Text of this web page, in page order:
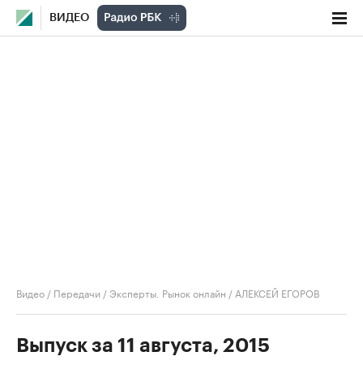
ВИДЕО
Видео / Передачи /Эксперты. Рынок онлайн / АЛЕКСЕЙ ЕГОРОВ
Выпуск за 11 августа, 2015